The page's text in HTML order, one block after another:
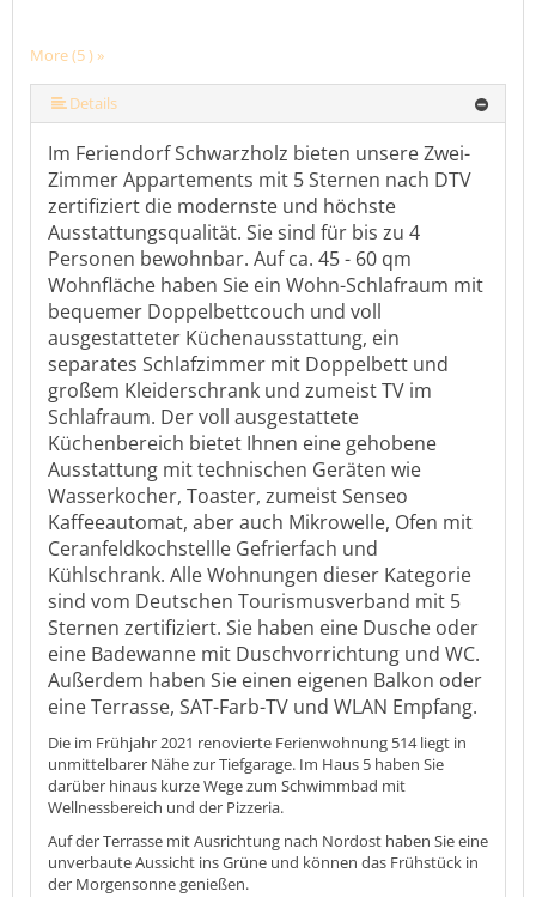
More (5 ) »
More (5 ) »
Details
Im Feriendorf Schwarzholz bieten unsere Zwei-
Zimmer Appartements mit 5 Sternen nach DTV
zertifiziert die modernste und höchste
Ausstattungsqualität. Sie sind für bis zu 4
Personen bewohnbar. Auf ca. 45 - 60 qm
Wohnfläche haben Sie ein Wohn-Schlafraum mit
bequemer Doppelbettcouch und voll
ausgestatteter Küchenausstattung, ein
separates Schlafzimmer mit Doppelbett und
großem Kleiderschrank und zumeist TV im
Schlafraum. Der voll ausgestattete
Küchenbereich bietet Ihnen eine gehobene
Ausstattung mit technischen Geräten wie
Wasserkocher, Toaster, zumeist Senseo
Kaffeeautomat, aber auch Mikrowelle, Ofen mit
Ceranfeldkochstellle Gefrierfach und
Kühlschrank. Alle Wohnungen dieser Kategorie
sind vom Deutschen Tourismusverband mit 5
Sternen zertifiziert. Sie haben eine Dusche oder
eine Badewanne mit Duschvorrichtung und WC.
Außerdem haben Sie einen eigenen Balkon oder
eine Terrasse, SAT-Farb-TV und WLAN Empfang.
Die im Frühjahr 2021 renovierte Ferienwohnung 514 liegt in
unmittelbarer Nähe zur Tiefgarage. Im Haus 5 haben Sie
darüber hinaus kurze Wege zum Schwimmbad mit
Wellnessbereich und der Pizzeria.
Auf der Terrasse mit Ausrichtung nach Nordost haben Sie eine
unverbaute Aussicht ins Grüne und können das Frühstück in
der Morgensonne genießen.